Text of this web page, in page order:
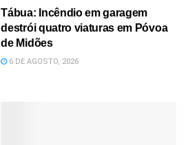
Tábua: Incêndio em garagem
destrói quatro viaturas em Póvoa
de Midões
6 DE AGOSTO, 2026